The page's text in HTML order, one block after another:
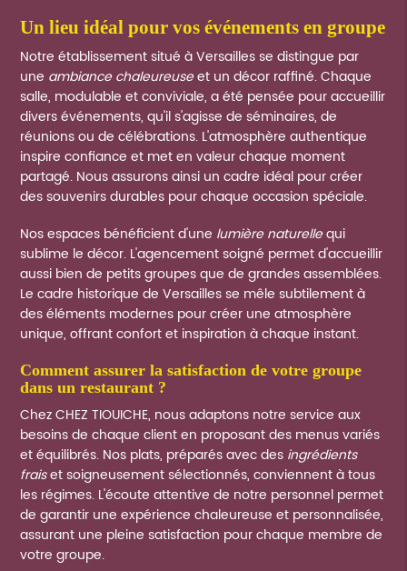
un lieu idéal pour vos événements en groupe
Notre établissement situé à Versailles se distingue par
une ambiance chaleureuseet un décor raffiné. Chaque
salle, modulable et conviviale, a été pensée pour accueillir
divers événements, qu'il s'agisse de séminaires, de
réunions ou de célébrations. L'atmosphère authentique
inspire confiance et met en valeur chaque moment
partagé. Nous assurons ainsi un cadre idéal pour créer
des souvenirs durables pour chaque occasion spéciale.
Nos espaces bénéficient d'une lumière naturellequi
sublime le décor. L'agencement soigné permet d'accueillir
aussi bien de petits groupes que de grandes assemblées.
Le cadre historique de Versailles se mêle subtilement à
des éléments modernes pour créer une atmosphère
unique, offrant confort et inspiration à chaque instant.
comment assurer la satisfaction de votre groupe
dans un restaurant ?
Chez CHEZ TIOUICHE, nous adaptons notre service aux
besoins de chaque client en proposant des menus variés
et équilibrés. Nos plats, préparés avec des ingrédients
fraiset soigneusement sélectionnés, conviennent à tous
les régimes. L'écoute attentive de notre personnel permet
de garantir une expérience chaleureuse et personnalisée,
assurant une pleine satisfaction pour chaque membre de
votre groupe.